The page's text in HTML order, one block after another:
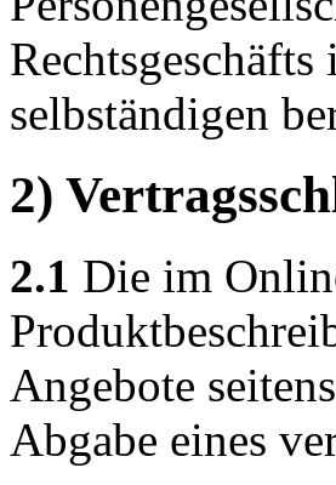
selbständigen
2)
2.1 Die im
Angebote
Abgabe eines